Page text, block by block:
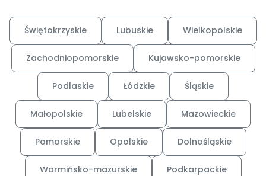
Świętokrzyskie Lubuskie Wielkopolskie
Zachodniopomorskie Kujawsko-pomorskie
Podlaskie Łódzkie Śląskie
Małopolskie Lubelskie Mazowieckie
Pomorskie Opolskie Dolnośląskie
Warmińsko-mazurskie Podkarpackie